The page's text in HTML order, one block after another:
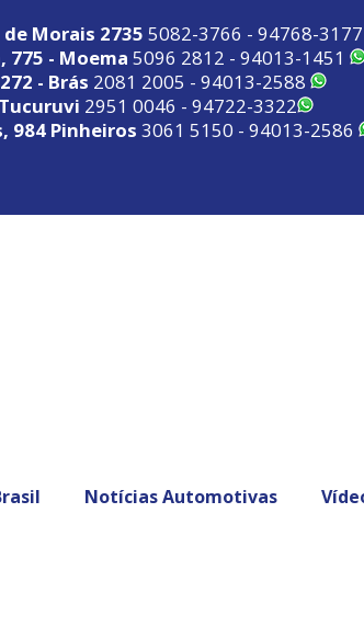
Morais 2735 5082-3766 - 94768-3177
775 - Moema 5096 2812 - 94013-1451
- Brás 2081 2005 - 94013-2588
2951 0046 - 94722-3322
984 Pinheiros 3061 5150 - 94013-2586
Notícias Automotivas